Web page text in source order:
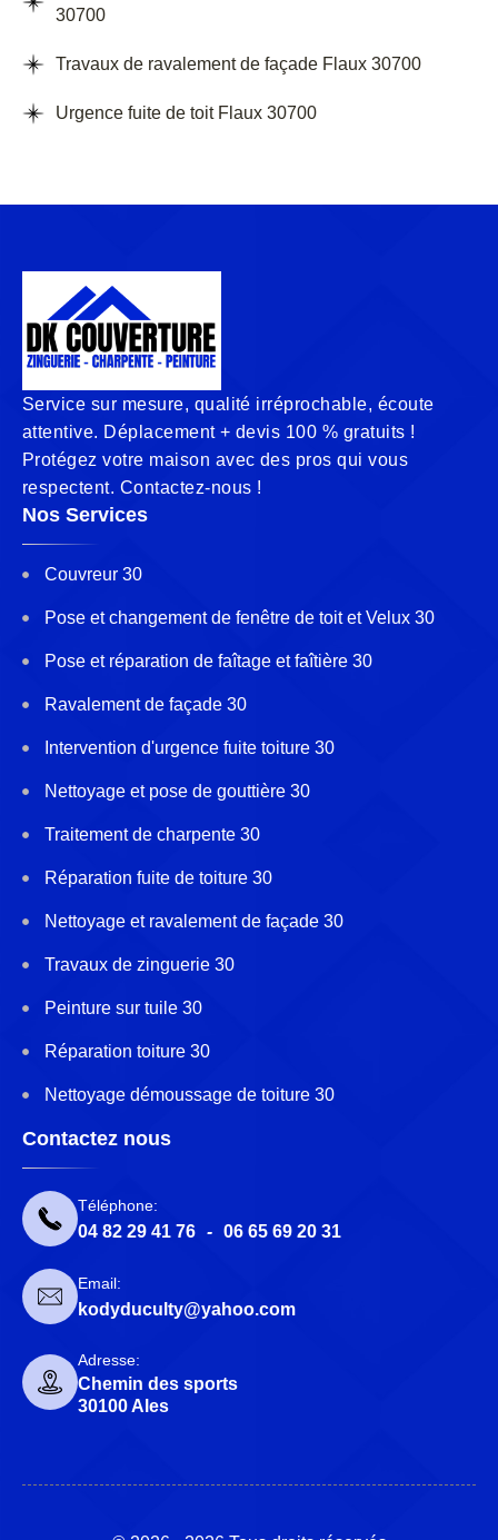
30700
Travaux de ravalement de façade Flaux 30700
Urgence fuite de toit Flaux 30700
Service sur mesure, qualité irréprochable, écoute
attentive. Déplacement + devis 100 % gratuits !
Protégez votre maison avec des pros qui vous
respectent. Contactez-nous !
Nos Services
Couvreur 30
Pose et changement de fenêtre de toit et Velux 30
Pose et réparation de faîtage et faîtière 30
Ravalement de façade 30
Intervention d'urgence fuite toiture 30
Nettoyage et pose de gouttière 30
Traitement de charpente 30
Réparation fuite de toiture 30
Nettoyage et ravalement de façade 30
Travaux de zinguerie 30
Peinture sur tuile 30
Réparation toiture 30
Nettoyage démoussage de toiture 30
Contactez nous
Téléphone:
04 82 29 41 76 - 06 65 69 20 31
Email:
kodyduculty@yahoo.com
Adresse:
Chemin des sports
30100 Ales